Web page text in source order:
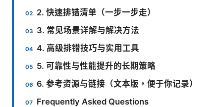
2. 快速排错清单（一步一步走）
3. 常见场景详解与解决方法
4. 高级排错技巧与实用工具
5. 可靠性与性能提升的长期策略
6. 参考资源与链接（文本版，便于你记录）
Frequently Asked Questions